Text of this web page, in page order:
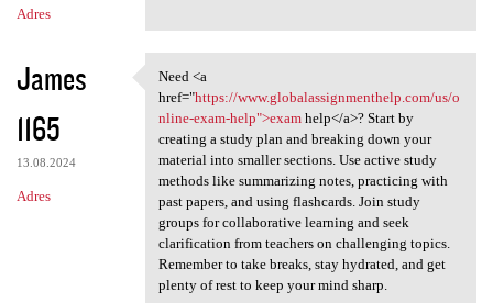
Adres
James
1165
13.08.2024
Adres
Need <a href="https://www
Need <a
href="https://www.globalassignmenthelp.com/us/o
nline-exam-help">examhelp</a>? Start by
creating a study plan and breaking down your
material into smaller sections. Use active study
methods like summarizing notes, practicing with
past papers, and using flashcards. Join study
groups for collaborative learning and seek
clarification from teachers on challenging topics.
Remember to take breaks, stay hydrated, and get
plenty of rest to keep your mind sharp.